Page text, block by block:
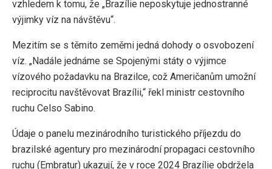
vzhledem k tomu, že „Brazílie neposkytuje jednostranné
výjimky víz na návštěvu“.
Mezitím se s těmito zeměmi jedná dohody o osvobození
víz. „Nadále jednáme se Spojenými státy o výjimce
vízového požadavku na Brazilce, což Američanům umožní
reciprocitu navštěvovat Brazílii,“ řekl ministr cestovního
ruchu Celso Sabino.
Údaje o panelu mezinárodního turistického příjezdu do
brazilské agentury pro mezinárodní propagaci cestovního
ruchu (Embratur) ukazují, že v roce 2024 Brazílie obdržela